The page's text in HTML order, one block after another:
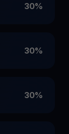
30%
30%
30%